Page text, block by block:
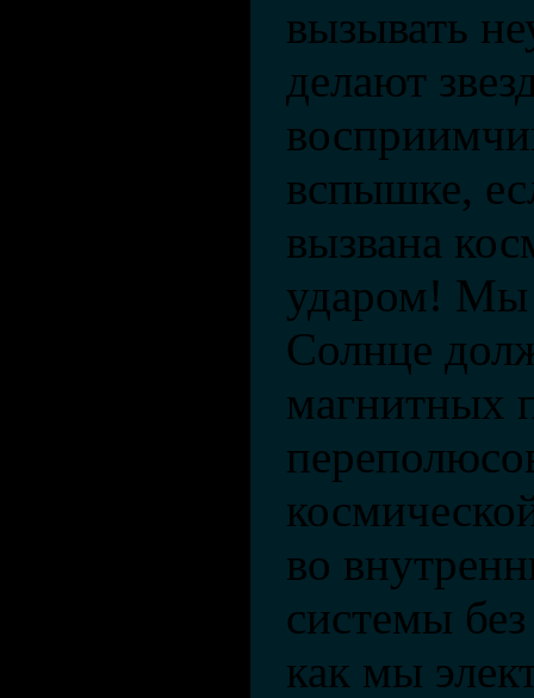
вызывать
делают
вспышке,
вызвана
ударом! Мы
Солнце
магнитных
во
системы
как мы